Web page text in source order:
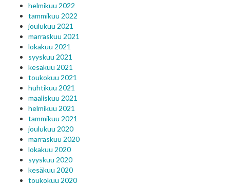
helmikuu 2022
tammikuu 2022
joulukuu 2021
marraskuu 2021
lokakuu 2021
syyskuu 2021
kesäkuu 2021
toukokuu 2021
huhtikuu 2021
maaliskuu 2021
helmikuu 2021
tammikuu 2021
joulukuu 2020
marraskuu 2020
lokakuu 2020
syyskuu 2020
kesäkuu 2020
toukokuu 2020